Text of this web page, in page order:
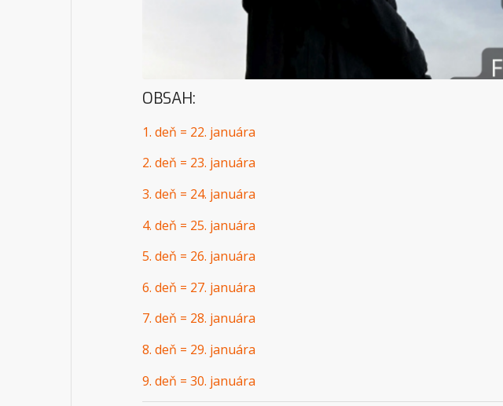
OBSAH:
1. deň = 22. januára
2. deň = 23. januára
3. deň = 24. januára
4. deň = 25. januára
5. deň = 26. januára
6. deň = 27. januára
7. deň = 28. januára
8. deň = 29. januára
9. deň = 30. januára